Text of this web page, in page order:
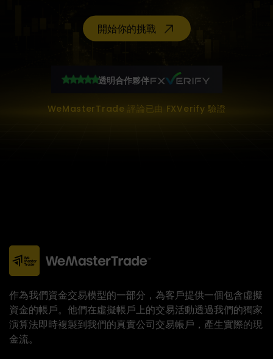
開始你的挑戰
透明合作夥伴
WeMasterTrade 評論已由 FXVerify 驗證
作為我們資金交易模型的一部分，為客戶提供一個包含虛擬
資金的帳戶。他們在虛擬帳戶上的交易活動透過我們的獨家
演算法即時複製到我們的真實公司交易帳戶，產生實際的現
金流。